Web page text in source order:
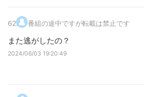
62. 番組の途中ですが転載は禁止です
また逃がしたの？
2024/06/03 19:20:49